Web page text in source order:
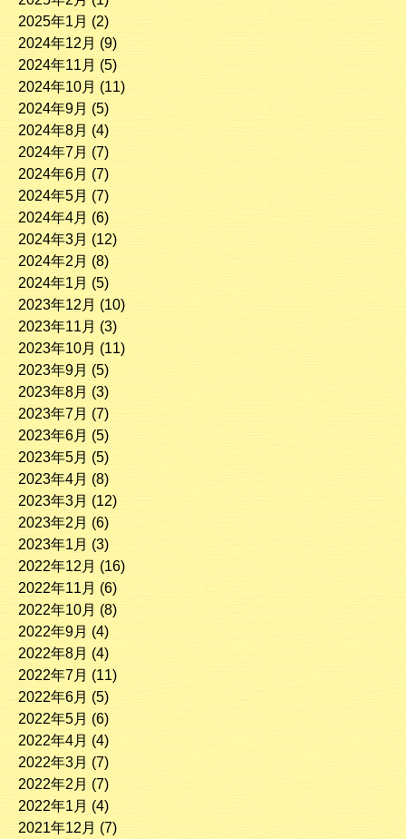
2025年1月 (2)
2024年12月 (9)
2024年11月 (5)
2024年10月 (11)
2024年9月 (5)
2024年8月 (4)
2024年7月 (7)
2024年6月 (7)
2024年5月 (7)
2024年4月 (6)
2024年3月 (12)
2024年2月 (8)
2024年1月 (5)
2023年12月 (10)
2023年11月 (3)
2023年10月 (11)
2023年9月 (5)
2023年8月 (3)
2023年7月 (7)
2023年6月 (5)
2023年5月 (5)
2023年4月 (8)
2023年3月 (12)
2023年2月 (6)
2023年1月 (3)
2022年12月 (16)
2022年11月 (6)
2022年10月 (8)
2022年9月 (4)
2022年8月 (4)
2022年7月 (11)
2022年6月 (5)
2022年5月 (6)
2022年4月 (4)
2022年3月 (7)
2022年2月 (7)
2022年1月 (4)
2021年12月 (7)